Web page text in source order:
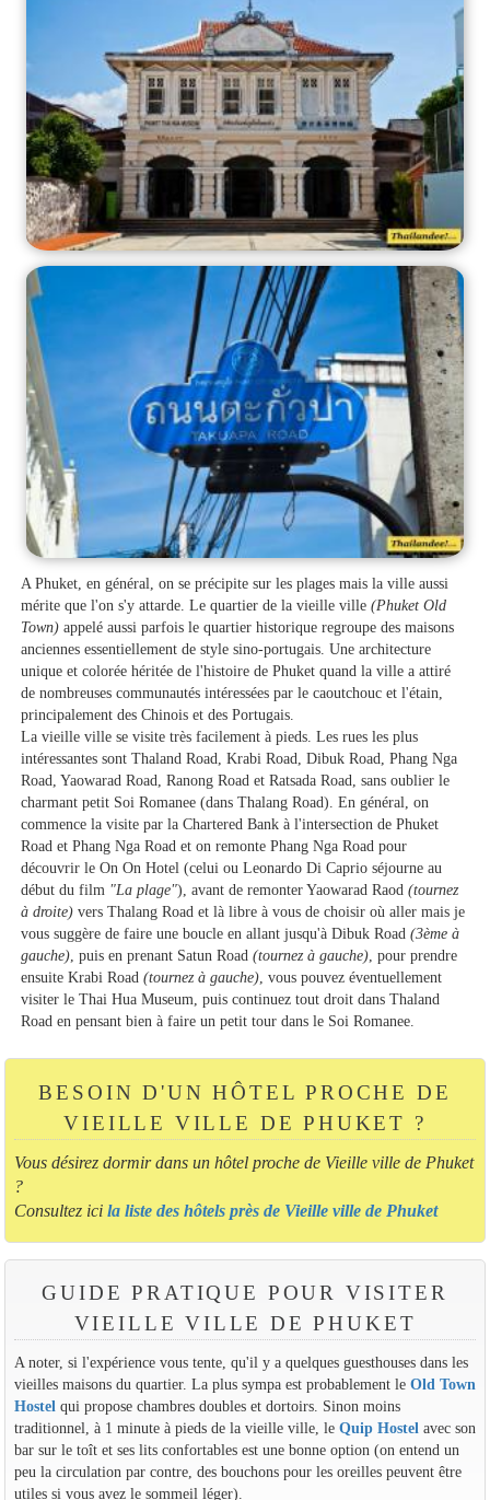
A Phuket, en général, on se précipite sur les plages mais la ville aussi
mérite que l'on s'y attarde. Le quartier de la vieille ville(Phuket Old
Town) appelé aussi parfois le quartier historique regroupe des maisons
anciennes essentiellement de style sino-portugais. Une architecture
unique et colorée héritée de l'histoire de Phuket quand la ville a attiré
de nombreuses communautés intéressées par le caoutchouc et l'étain,
principalement des Chinois et des Portugais.
La vieille ville se visite très facilement à pieds. Les rues les plus
intéressantes sont Thaland Road, Krabi Road, Dibuk Road, Phang Nga
Road, Yaowarad Road, Ranong Road et Ratsada Road, sans oublier le
charmant petit Soi Romanee (dans Thalang Road). En général, on
commence la visite par la Chartered Bank à l'intersection de Phuket
Road et Phang Nga Road et on remonte Phang Nga Road pour
découvrir le On On Hotel (celui ou Leonardo Di Caprio séjourne au
début du film "La plage"), avant de remonter Yaowarad Raod(tournez
à droite) vers Thalang Road et là libre à vous de choisir où aller mais je
vous suggère de faire une boucle en allant jusqu'à Dibuk Road(3ème à
gauche) , puis en prenant Satun Road(tournez à gauche) , pour prendre
ensuite Krabi Road(tournez à gauche) , vous pouvez éventuellement
visiter le Thai Hua Museum, puis continuez tout droit dans Thaland
Road en pensant bien à faire un petit tour dans le Soi Romanee.
BESOIN D'UN HÔTEL PROCHE DE
VIEILLE VILLE DE PHUKET ?
Vous désirez dormir dans un hôtel proche de Vieille ville de Phuket
?
Consultez ici la liste des hôtels près de Vieille ville de Phuket
GUIDE PRATIQUE POUR VISITER
VIEILLE VILLE DE PHUKET
A noter, si l'expérience vous tente, qu'il y a quelques guesthouses dans les
vieilles maisons du quartier. La plus sympa est probablement le Old Town
Hostel qui propose chambres doubles et dortoirs. Sinon moins
traditionnel, à 1 minute à pieds de la vieille ville, le Quip Hostel avec son
bar sur le toît et ses lits confortables est une bonne option (on entend un
peu la circulation par contre, des bouchons pour les oreilles peuvent être
utiles si vous avez le sommeil léger).